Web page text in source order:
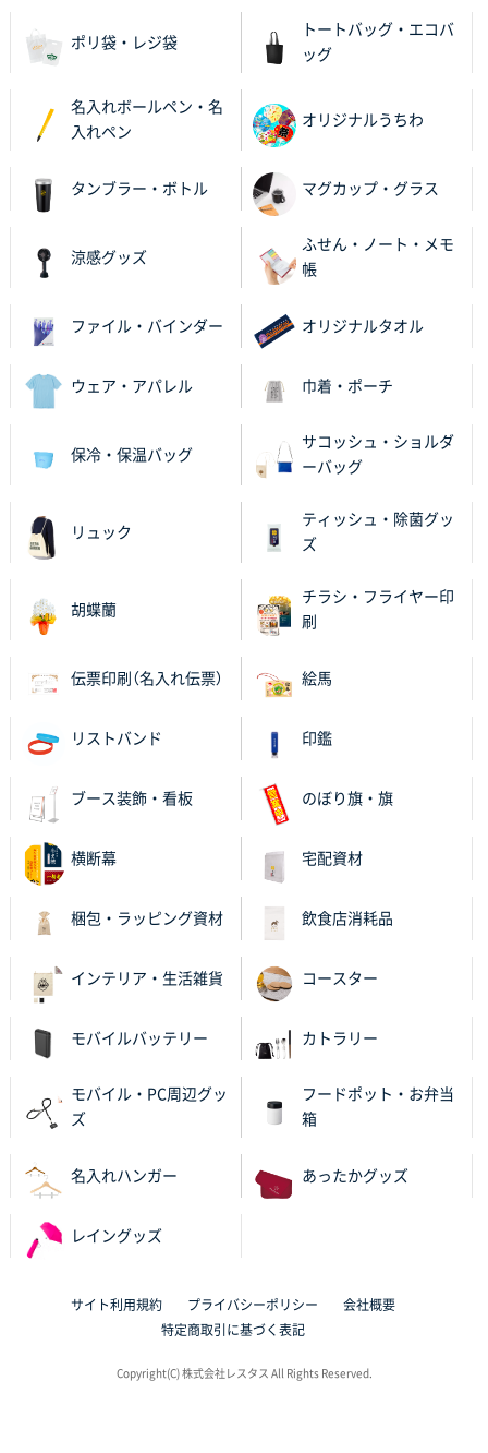
東京都N社様
ワンポイントポリ袋 A4サイズ700枚
サイト構成が解りやすかったから
ブックメモ付箋200枚
丁度良いものがあったので
ポリ袋 手穴B4サイズ1000枚
過去に製造をお願いしており、注文の流れがスムーズ
東京都S社様
ワンポイントポリ袋 A4サイズ
低価格
【ポリ】特別ご注文ページ
1000枚
前回対応してくれた時親切だった
【ポリ】特別ご注文ページ
2000枚
短い納期でご対応頂けそうだったため
群馬県D社様
フレキソレジ袋 Uバッグ 40号3000枚
東京都K社様
ワンポイントポリ袋 A4サイズ
2025年10月02日 17:02
福岡県I社様
2025年09月29日 09:50
デザイン入稿をおこなっていただけるため。
2025年09月23日 16:17
他サイトよりも名入れの入稿方法が簡単だったため
た）。他サイトよりも名入れ代が安価だったため。
ポリ袋・レジ袋
トートバッグ・エコバ
ッグ
名入れボールペン・名
入れペン
オリジナルうちわ
タンブラー・ボトル マグカップ・グラス
涼感グッズ
ふせん・ノート・メモ
帳
ファイル・バインダー オリジナルタオル
ウェア・アパレル 巾着・ポーチ
保冷・保温バッグ
サコッシュ・ショルダ
ーバッグ
リュック
ティッシュ・除菌グッ
ズ
胡蝶蘭
チラシ・フライヤー印
刷
伝票印刷（名入れ伝票） 絵馬
リストバンド 印鑑
ブース装飾・看板 のぼり旗・旗
横断幕 宅配資材
梱包・ラッピング資材 飲食店消耗品
インテリア・生活雑貨 コースター
モバイルバッテリー カトラリー
モバイル・PC周辺グッ
ズ
フードポット・お弁当
箱
名入れハンガー あったかグッズ
レイングッズ
サイト利用規約 プライバシーポリシー
会社概要
特定商取引に基づく表記
Copyright(C) 株式会社レスタス All Rights Reserved.